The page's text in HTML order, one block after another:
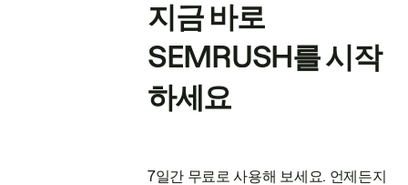
지금 바로
SEMRUSH를 시작
하세요
7일간 무료로 사용해 보세요. 언제든지